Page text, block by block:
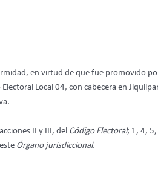
en virtud de que fue promovido
Local 04, con cabecera en
II y III, del Código Electoral; 1, 4,
Órgano jurisdiccional.